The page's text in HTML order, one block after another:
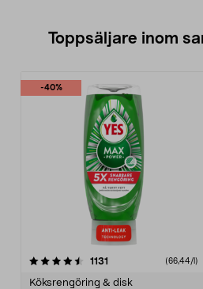
Toppsäljare inom
-40%
1131 (66,44/l)
Köksrengöring & disk
4.5 av 5 stjärnor